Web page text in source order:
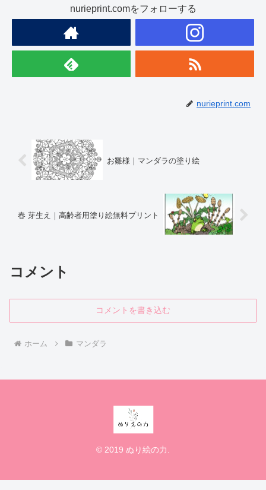
nurieprint.comをフォローする
nurieprint.com
お雛様｜マンダラの塗り絵
春 芽生え｜高齢者用塗り絵無料プリント
コメント
コメントを書き込む
ホーム マンダラ
© 2019 ぬり絵の力.